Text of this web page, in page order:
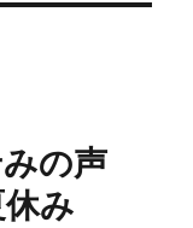
の声
み